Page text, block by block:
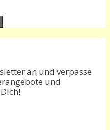
an und verpasse
und